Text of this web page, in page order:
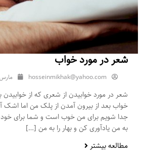
شعر در مورد خواب
hosseinmikhak@yahoo.com مارس 30,
شعر در مورد خوابیدن از شعری که از
خواب بعد از بیرون آمدن از پلک من اما اشک
جدا شویم برای من خوب است و شما برای خود
به من یادآوری کن و بهار را به من […]
مطالعه بیشتر